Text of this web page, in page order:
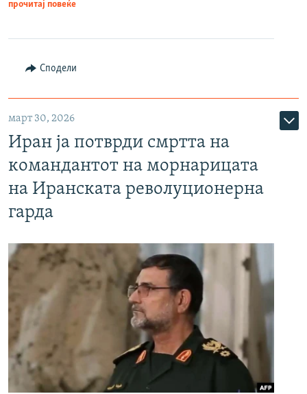
прочитај повеќе
Сподели
март 30, 2026
Иран ја потврди смртта на
командантот на морнарицата
на Иранската револуционерна
гарда